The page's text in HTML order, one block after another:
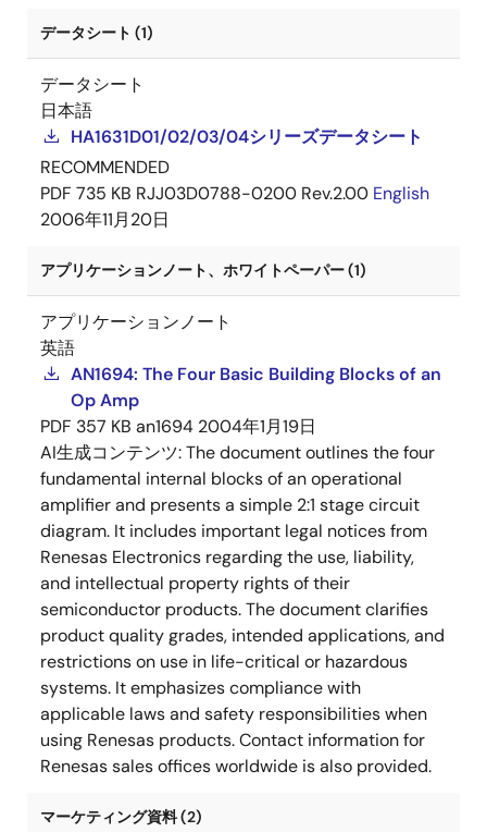
データシート (1)
データシート
日本語
HA1631D01/02/03/04シリーズデータシート
RECOMMENDED
PDF 735 KB RJJ03D0788-0200 Rev.2.00 English
2006年11月20日
アプリケーションノート、ホワイトペーパー (1)
アプリケーションノート
英語
AN1694: The Four Basic Building Blocks of an
Op Amp
PDF 357 KB an1694 2004年1月19日
AI生成コンテンツ:The document outlines the four
fundamental internal blocks of an operational
amplifier and presents a simple 2:1 stage circuit
diagram. It includes important legal notices from
Renesas Electronics regarding the use, liability,
and intellectual property rights of their
semiconductor products. The document clarifies
product quality grades, intended applications, and
restrictions on use in life-critical or hazardous
systems. It emphasizes compliance with
applicable laws and safety responsibilities when
using Renesas products. Contact information for
Renesas sales offices worldwide is also provided.
マーケティング資料 (2)